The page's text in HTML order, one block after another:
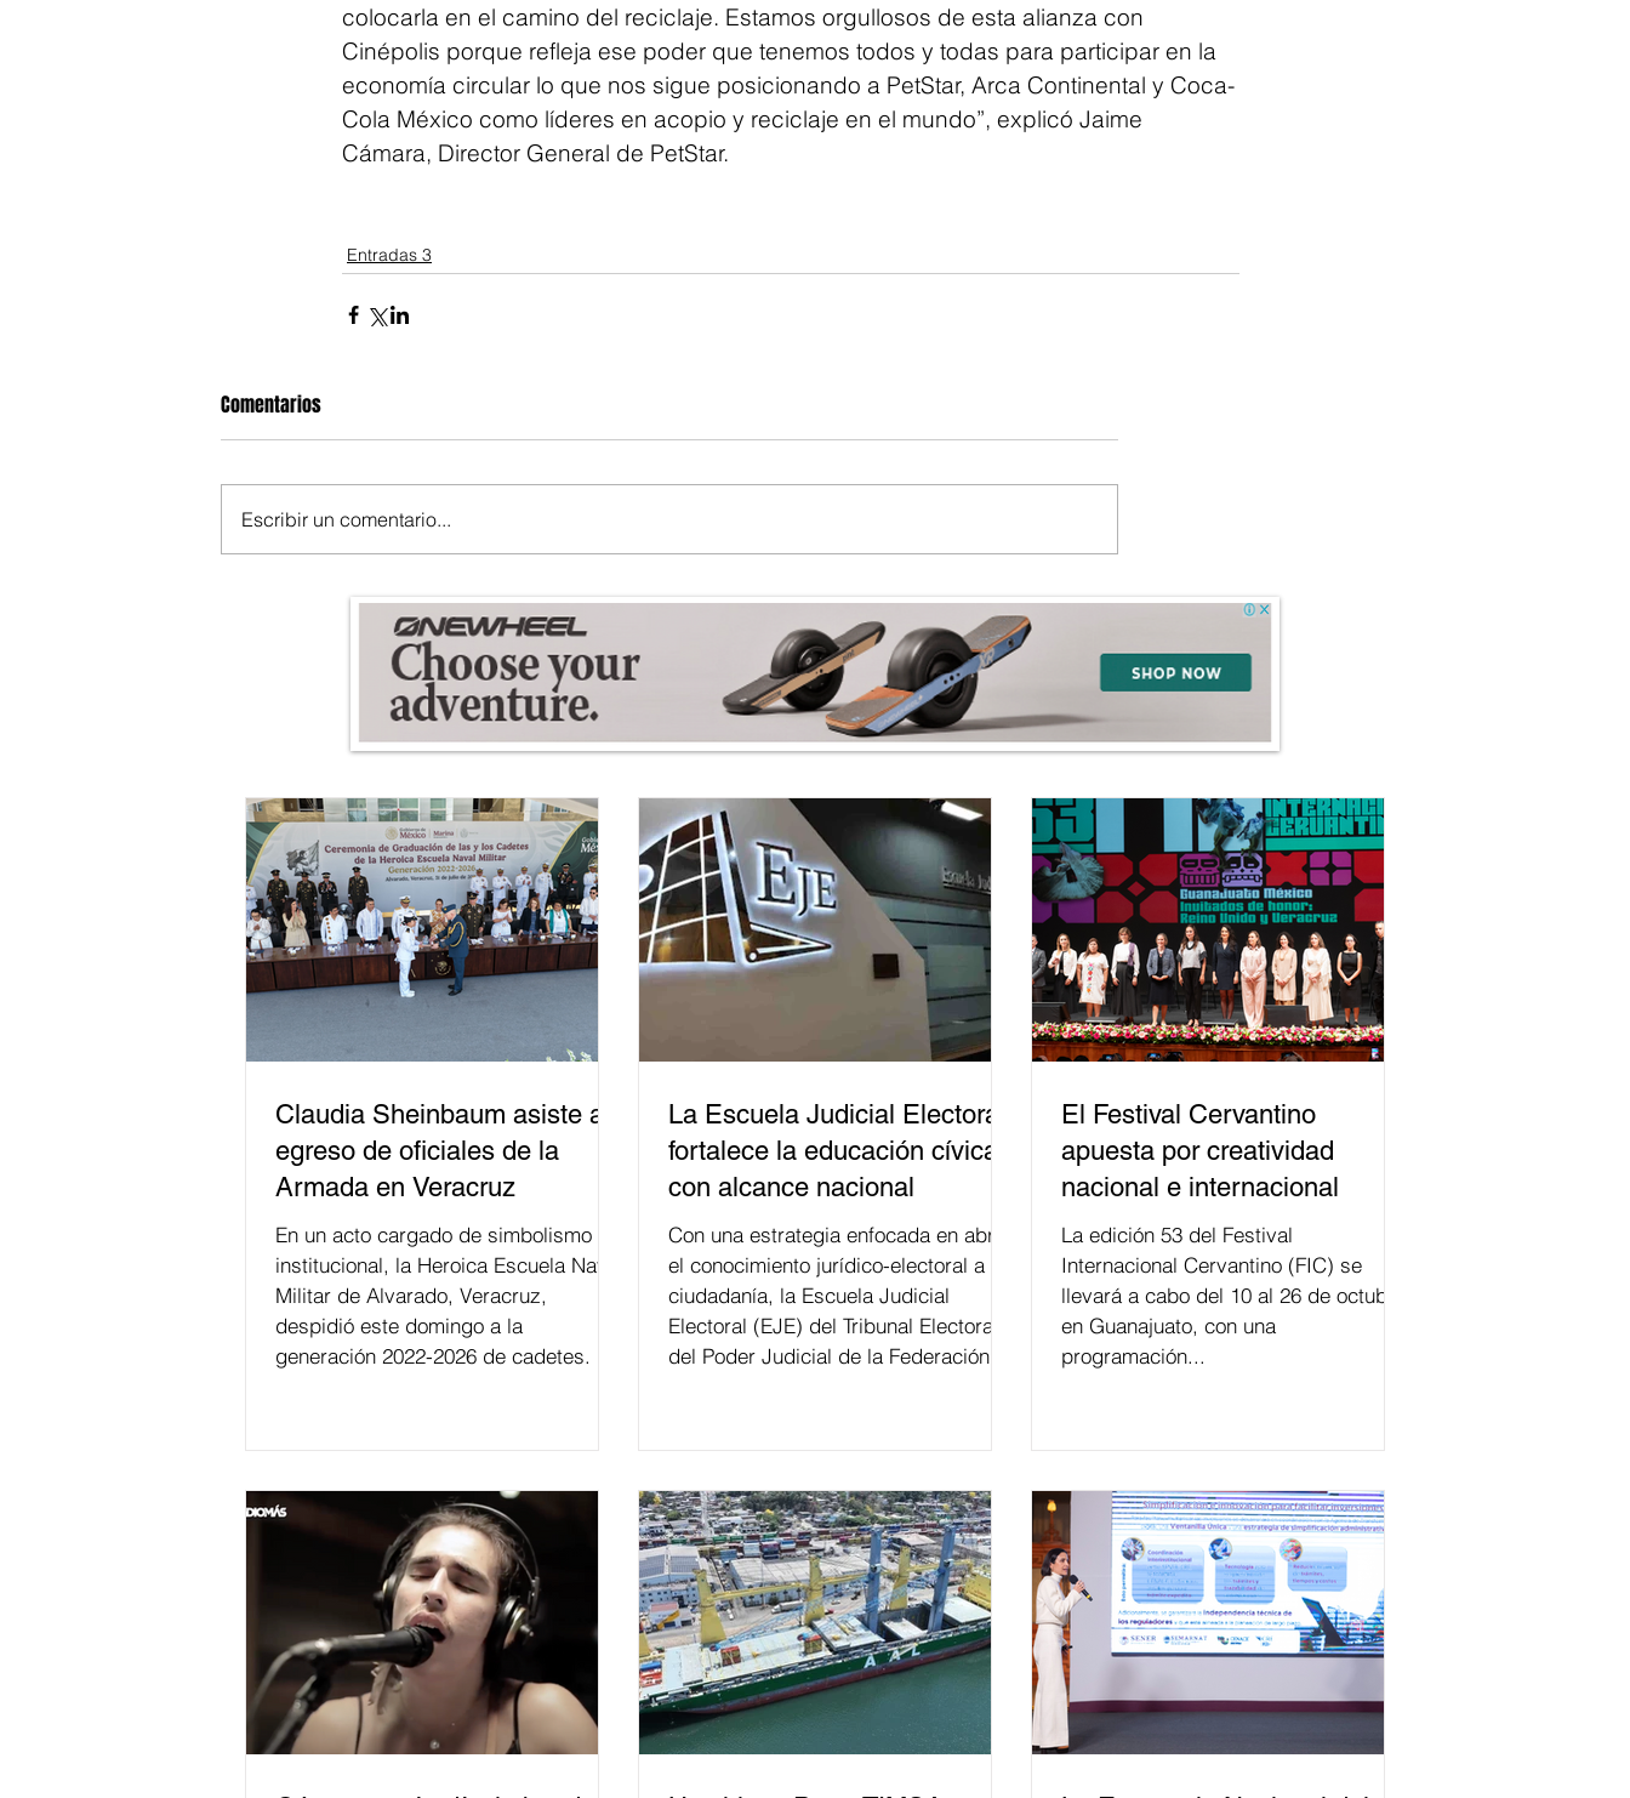
colocarla en el camino del reciclaje. Estamos orgullosos de esta alianza con
Cinépolis porque refleja ese poder que tenemos todos y todas para participar en la
economía circular lo que nos sigue posicionando a PetStar, Arca Continental y Coca-
Cola México como líderes en acopio y reciclaje en el mundo”, explicó Jaime
Cámara, Director General de PetStar.
Entradas 3
Comentarios
Escribir un comentario...
Claudia Sheinbaum asiste a
egreso de oficiales de la
Armada en Veracruz
En un acto cargado de simbolismo
institucional, la Heroica Escuela Naval
Militar de Alvarado, Veracruz,
despidió este domingo a la
generación 2022-2026 de cadetes.
La Escuela Judicial Electoral
fortalece la educación cívica
con alcance nacional
Con una estrategia enfocada en abrir
el conocimiento jurídico-electoral a la
ciudadanía, la Escuela Judicial
Electoral (EJE) del Tribunal Electoral
del Poder Judicial de la Federación ha
relacionados con la democracia y el
del papel que ha asumido la EJE en la
difusión de la justicia electoral como
un bien público. La mayor parte de las
personas capacitadas no forma
El Festival Cervantino
apuesta por creatividad
nacional e internacional
La edición 53 del Festival
Internacional Cervantino (FIC) se
llevará a cabo del 10 al 26 de octubre
en Guanajuato, con una
programación...